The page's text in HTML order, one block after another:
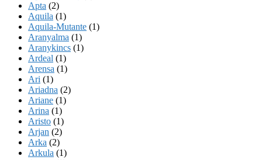
Apta (2)
Aquila (1)
Aquila-Mutante (1)
Aranyalma (1)
Aranykincs (1)
Ardeal (1)
Arensa (1)
Ari (1)
Ariadna (2)
Ariane (1)
Arina (1)
Aristo (1)
Arjan (2)
Arka (2)
Arkula (1)